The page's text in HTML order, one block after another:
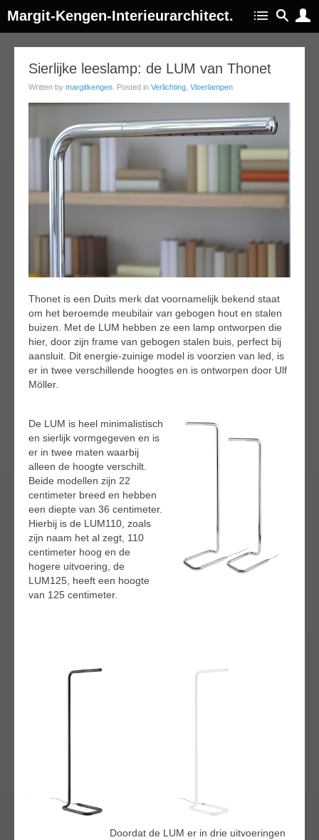
Margit-Kengen-Interieurarchitect.
Sierlijke leeslamp: de LUM van Thonet
Written by margitkengen . Posted in Verlichting Vloerlampen
Thonet is een Duits merk dat voornamelijk bekend staat
om het beroemde meubilair van gebogen hout en stalen
buizen. Met de LUM hebben ze een lamp ontworpen die
hier, door zijn frame van gebogen stalen buis, perfect bij
aansluit. Dit energie-zuinige model is voorzien van led, is
er in twee verschillende hoogtes en is ontworpen door Ulf
Möller.
De LUM is heel minimalistisch
en sierlijk vormgegeven en is
er in twee maten waarbij
alleen de hoogte verschilt.
Beide modellen zijn 22
centimeter breed en hebben
een diepte van 36 centimeter.
Hierbij is de LUM110, zoals
zijn naam het al zegt, 110
centimeter hoog en de
hogere uitvoering, de
LUM125, heeft een hoogte
van 125 centimeter.
Doordat de LUM er in drie uitvoeringen